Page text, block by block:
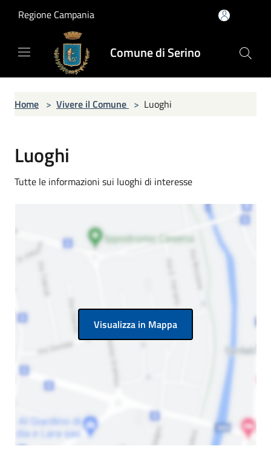
Regione Campania
Comune di Serino
Home > Vivere il Comune > Luoghi
Luoghi
Tutte le informazioni sui luoghi di interesse
Visualizza in Mappa